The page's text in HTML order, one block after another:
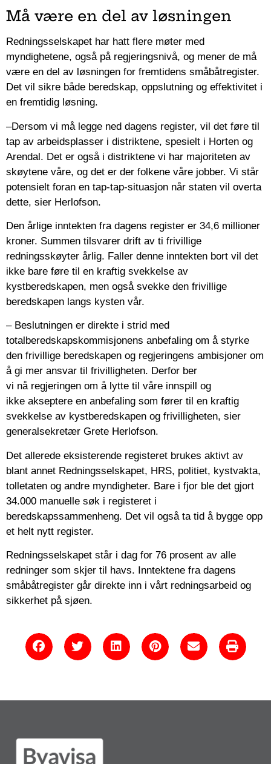
Må være en del av løsningen
Redningsselskapet har hatt flere møter med
myndighetene, også på regjeringsnivå, og mener de må
være en del av løsningen for fremtidens småbåtregister.
Det vil sikre både beredskap, oppslutning og effektivitet i
en fremtidig løsning.
–Dersom vi må legge ned dagens register, vil det føre til
tap av arbeidsplasser i distriktene, spesielt i Horten og
Arendal. Det er også i distriktene vi har majoriteten av
skøytene våre, og det er der folkene våre jobber. Vi står
potensielt foran en tap-tap-situasjon når staten vil overta
dette, sier Herlofson.
Den årlige inntekten fra dagens register er 34,6 millioner
kroner. Summen tilsvarer drift av ti frivillige
redningsskøyter årlig. Faller denne inntekten bort vil det
ikke bare føre til en kraftig svekkelse av
kystberedskapen, men også svekke den frivillige
beredskapen langs kysten vår.
– Beslutningen er direkte i strid med
totalberedskapskommisjonens anbefaling om å styrke
den frivillige beredskapen og regjeringens ambisjoner om
å gi mer ansvar til frivilligheten. Derfor ber
vi nå regjeringen om å lytte til våre innspill og
ikke akseptere en anbefaling som fører til en kraftig
svekkelse av kystberedskapen og frivilligheten, sier
generalsekretær Grete Herlofson.
Det allerede eksisterende registeret brukes aktivt av
blant annet Redningsselskapet, HRS, politiet, kystvakta,
tolletaten og andre myndigheter. Bare i fjor ble det gjort
34.000 manuelle søk i registeret i
beredskapssammenheng. Det vil også ta tid å bygge opp
et helt nytt register.
Redningsselskapet står i dag for 76 prosent av alle
redninger som skjer til havs. Inntektene fra dagens
småbåtregister går direkte inn i vårt redningsarbeid og
sikkerhet på sjøen.